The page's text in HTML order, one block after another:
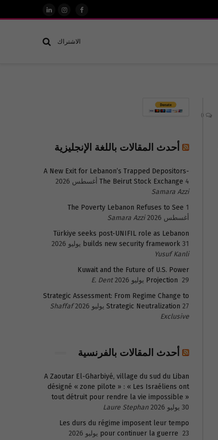
فيسبوكالانستغرام
لينكدإن
الاشتراك
أحدث المقالات باللغة الإنجليزية
A New Exit for Lebanon’s Trapped Depositors-
The Beirut Stock Exchange 4 أغسطس 2026
Samara Azzi
The Poverty Lebanon Refuses to See 1
أغسطس 2026
Samara Azzi
Türkiye seeks post-UNIFIL role as Lebanon
builds new security framework 31 يوليو 2026
Yusuf Kanli
Kuwait and the Future of U.S. Power
Projection 29 يوليو 2026
E. Dent
Strategic Assessment: From Regime Change to
Strategic Neutralization 27 يوليو 2026
Shaffaf
Exclusive
أحدث المقالات بالفرنسية
A Zaoutar El-Gharbiyé, village du sud du Liban
désigné « zone pilote » : « Les Israéliens ont
tout détruit pour rendre la vie impossible »
30 يوليو 2026
Laure Stephan
Les durs du régime imposent leur tempo
pour continuer la guerre 23 يوليو 2026